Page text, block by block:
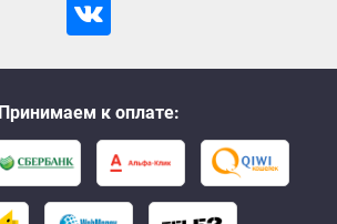
Принимаем к оплате: